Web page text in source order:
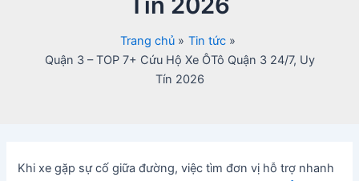
Trang chủ
Tin tức
Quận 3 – TOP 7+ Cứu Hộ Xe ÔTô Quận 3 24/7, Uy
Tín 2026
Khi xe gặp sự cố giữa đường, việc tìm đơn vị hỗ trợ nhanh